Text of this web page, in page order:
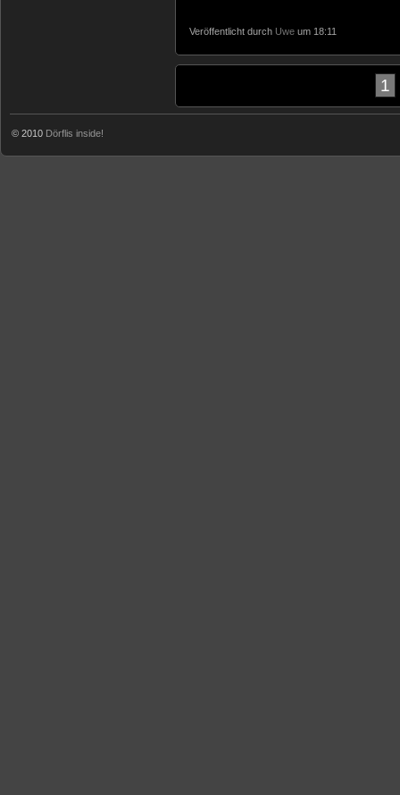
Veröffentlicht durch Uwe um 18:11
1
© 2010 Dörflis inside!